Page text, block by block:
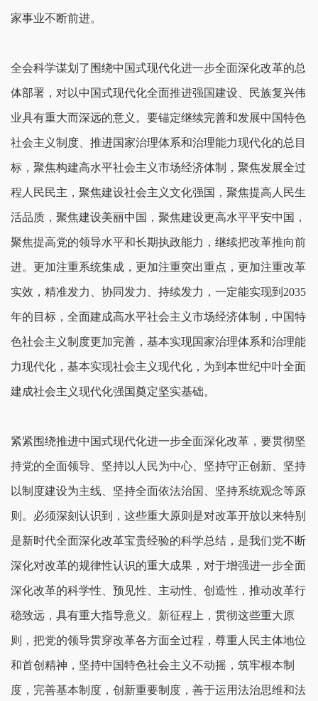
家事业不断前进。
全会科学谋划了围绕中国式现代化进一步全面深化改革的总
体部署，对以中国式现代化全面推进强国建设、民族复兴伟
业具有重大而深远的意义。要锚定继续完善和发展中国特色
社会主义制度、推进国家治理体系和治理能力现代化的总目
标，聚焦构建高水平社会主义市场经济体制，聚焦发展全过
程人民民主，聚焦建设社会主义文化强国，聚焦提高人民生
活品质，聚焦建设美丽中国，聚焦建设更高水平平安中国，
聚焦提高党的领导水平和长期执政能力，继续把改革推向前
进。更加注重系统集成，更加注重突出重点，更加注重改革
实效，精准发力、协同发力、持续发力，一定能实现到2035
年的目标，全面建成高水平社会主义市场经济体制，中国特
色社会主义制度更加完善，基本实现国家治理体系和治理能
力现代化，基本实现社会主义现代化，为到本世纪中叶全面
建成社会主义现代化强国奠定坚实基础。
紧紧围绕推进中国式现代化进一步全面深化改革，要贯彻坚
持党的全面领导、坚持以人民为中心、坚持守正创新、坚持
以制度建设为主线、坚持全面依法治国、坚持系统观念等原
则。必须深刻认识到，这些重大原则是对改革开放以来特别
是新时代全面深化改革宝贵经验的科学总结，是我们党不断
深化对改革的规律性认识的重大成果，对于增强进一步全面
深化改革的科学性、预见性、主动性、创造性，推动改革行
稳致远，具有重大指导意义。新征程上，贯彻这些重大原
则，把党的领导贯穿改革各方面全过程，尊重人民主体地位
和首创精神，坚持中国特色社会主义不动摇，筑牢根本制
度，完善基本制度，创新重要制度，善于运用法治思维和法